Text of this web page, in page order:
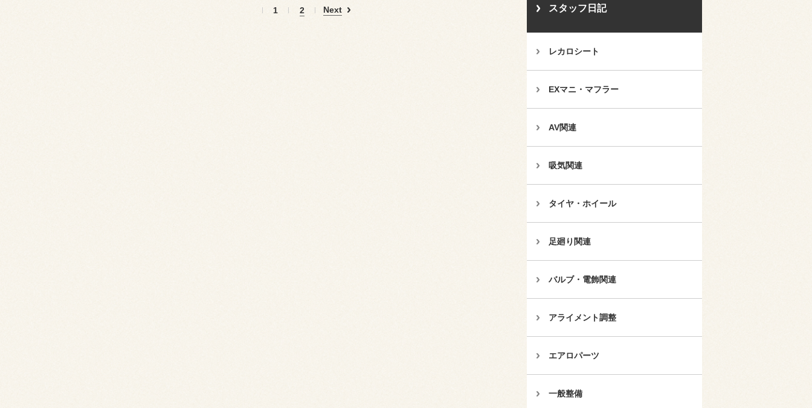
1 2 Next スタッフ日記
レカロシート
EXマニ・マフラー
AV関連
吸気関連
タイヤ・ホイール
足廻り関連
バルブ・電飾関連
アライメント調整
エアロパーツ
一般整備